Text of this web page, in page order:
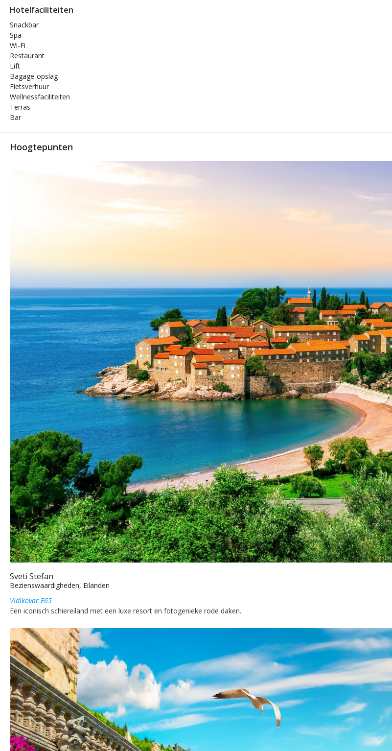
Hotelfaciliteiten
Snackbar
Spa
Wi-Fi
Restaurant
Lift
Bagage-opslag
Fietsverhuur
Wellnessfaciliteiten
Terras
Bar
Hoogtepunten
Sveti Stefan
Bezienswaardigheden, Eilanden
Vidikovac E65
Een iconisch schiereiland met een luxe resort en fotogenieke rode daken.